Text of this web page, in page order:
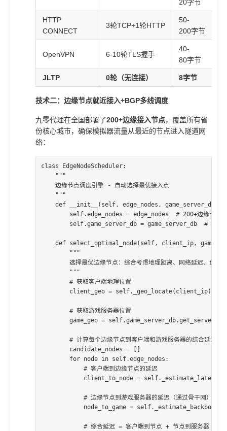
20字节
HTTP
CONNECT
3轮TCP+1轮HTTP
50-
200字节
OpenVPN 6-10轮TLS握手
40-
80字节
JLTP 0轮（无连接） 8字节
技术二：边缘节点就近接入+BGP多线调度
九零代理在全国部署了200+边缘接入节点，覆盖所有省
份核心城市，确保模拟器流量从最近的节点进入隧道网
络：
class EdgeNodeScheduler:
    """
    边缘节点调度引擎 - 自动选择最优接入点
    """
    def __init__(self, edge_nodes, game_server_db):
        self.edge_nodes = edge_nodes  # 200+边缘节点
self.game_server_db = game_server_db  # 目标游
def select_optimal_node(self, client_ip,
        """
选择最优边缘节点：综合考虑地理距离、网络延迟、负载
        """
        # 获取客户端地理位置
        client_geo = self._geo_locate(client_ip)
        # 获取游戏服务器位置
game_geo =
        # 计算每个边缘节点到客户端和游戏服务器的综合延迟
        candidate_nodes = []
        for node in self.edge_nodes:
            # 客户端到边缘节点的延迟
client_to_node =
            # 边缘节点到游戏服务器的延迟（通过骨干网）
node_to_game =
            # 综合延迟 = 客户端到节点 + 节点到服务器